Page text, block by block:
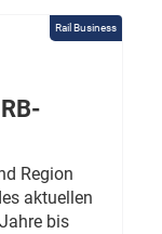
Rail Business
Region
aktuellen
bis